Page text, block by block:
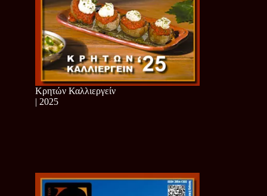
Κρητών Καλλιεργείν
| 2025